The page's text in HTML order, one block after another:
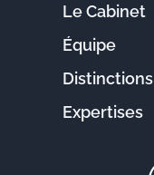
Le Cabinet
Équipe
Distinctions
Expertises